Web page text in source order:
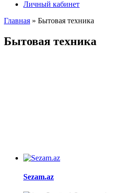
Личный кабинет
Главная » Бытовая техника
Бытовая техника
Sezam.az